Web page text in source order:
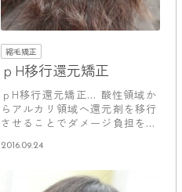
縮毛矯正
ｐH移行還元矯正
ｐH移行還元矯正… 酸性領域か
らアルカリ領域へ還元剤を移行
させることでダメージ負担を抑
2016.09.24